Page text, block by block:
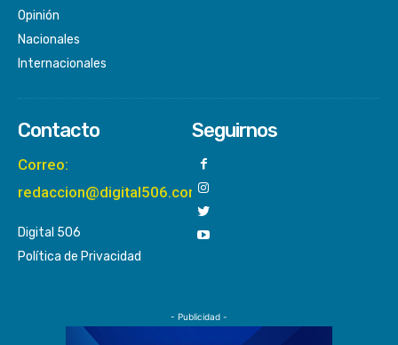
Opinión
Nacionales
Internacionales
Contacto
Correo:
redaccion@digital506.com
Digital 506
Política de Privacidad
Seguirnos
- Publicidad -